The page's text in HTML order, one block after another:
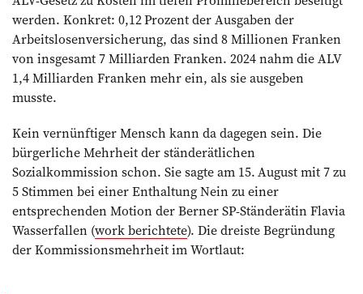
werden. Konkret: 0,12 Prozent der Ausgaben der
Arbeitslosenversicherung, das sind 8 Millionen Franken
von insgesamt 7 Milliarden Franken. 2024 nahm die ALV
1,4 Milliarden Franken mehr ein, als sie ausgeben
musste.
Kein vernünftiger Mensch kann da dagegen sein. Die
bürgerliche Mehrheit der ständerätlichen
Sozialkommission schon. Sie sagte am 15. August mit 7 zu
5 Stimmen bei einer Enthaltung Nein zu einer
entsprechenden Motion der Berner SP-Ständerätin Flavia
Wasserfallen (work berichtete). Die dreiste Begründung
der Kommissionsmehrheit im Wortlaut: